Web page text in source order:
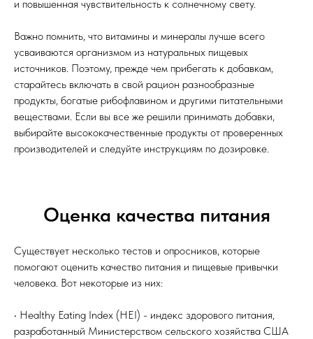
и повышенная чувствительность к солнечному свету.
Важно помнить, что витамины и минералы лучше всего
усваиваются организмом из натуральных пищевых
источников. Поэтому, прежде чем прибегать к добавкам,
старайтесь включать в свой рацион разнообразные
продукты, богатые рибофлавином и другими питательными
веществами. Если вы все же решили принимать добавки,
выбирайте высококачественные продукты от проверенных
производителей и следуйте инструкциям по дозировке.
Оценка качества питания
Существует несколько тестов и опросников, которые
помогают оценить качество питания и пищевые привычки
человека. Вот некоторые из них:
• Healthy Eating Index (HEI) - индекс здорового питания,
разработанный Министерством сельского хозяйства США